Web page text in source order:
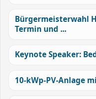
Bürgermeisterwahl
Termin und ...
Keynote Speaker:
10-kWp-PV-Anlage